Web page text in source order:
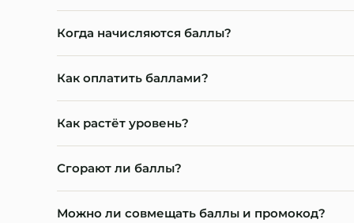
Когда начисляются баллы?
Баллы сразу видны в личном кабинете и
Как оплатить баллами?
продавца-партнёра. Минимальной суммы
Как растёт уровень?
сохраняете ставку — понизиться она может
не было.
Сгорают ли баллы?
кабинете.
Можно ли совмещать баллы и промокод?